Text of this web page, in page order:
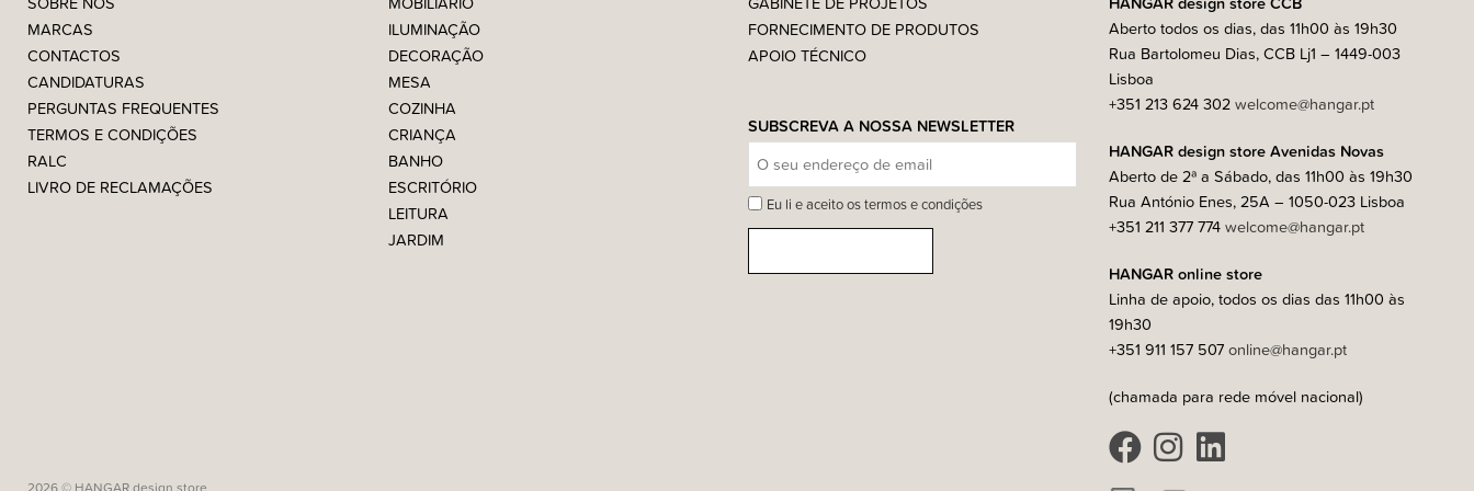
MARCAS
CONTACTOS
CANDIDATURAS
PERGUNTAS FREQUENTES
TERMOS E CONDIÇÕES
RALC
LIVRO DE RECLAMAÇÕES
ILUMINAÇÃO
DECORAÇÃO
MESA
COZINHA
CRIANÇA
BANHO
ESCRITÓRIO
LEITURA
JARDIM
FORNECIMENTO DE PRODUTOS
APOIO TÉCNICO
SUBSCREVA A NOSSA NEWSLETTER
Eu li e aceito os termos e condições
Aberto todos os dias, das 11h00 às 19h30
Rua Bartolomeu Dias, CCB Lj1 – 1449-003
Lisboa
+351 213 624 302welcome@hangar.pt
HANGAR design store Avenidas Novas
Aberto de 2ª a Sábado, das 11h00 às 19h30
Rua António Enes, 25A – 1050-023 Lisboa
+351 211 377 774welcome@hangar.pt
HANGAR online store
Linha de apoio, todos os dias das 11h00 às
19h30
+351 911 157 507online@hangar.pt
(chamada para rede móvel nacional)
2026 © HANGAR design store